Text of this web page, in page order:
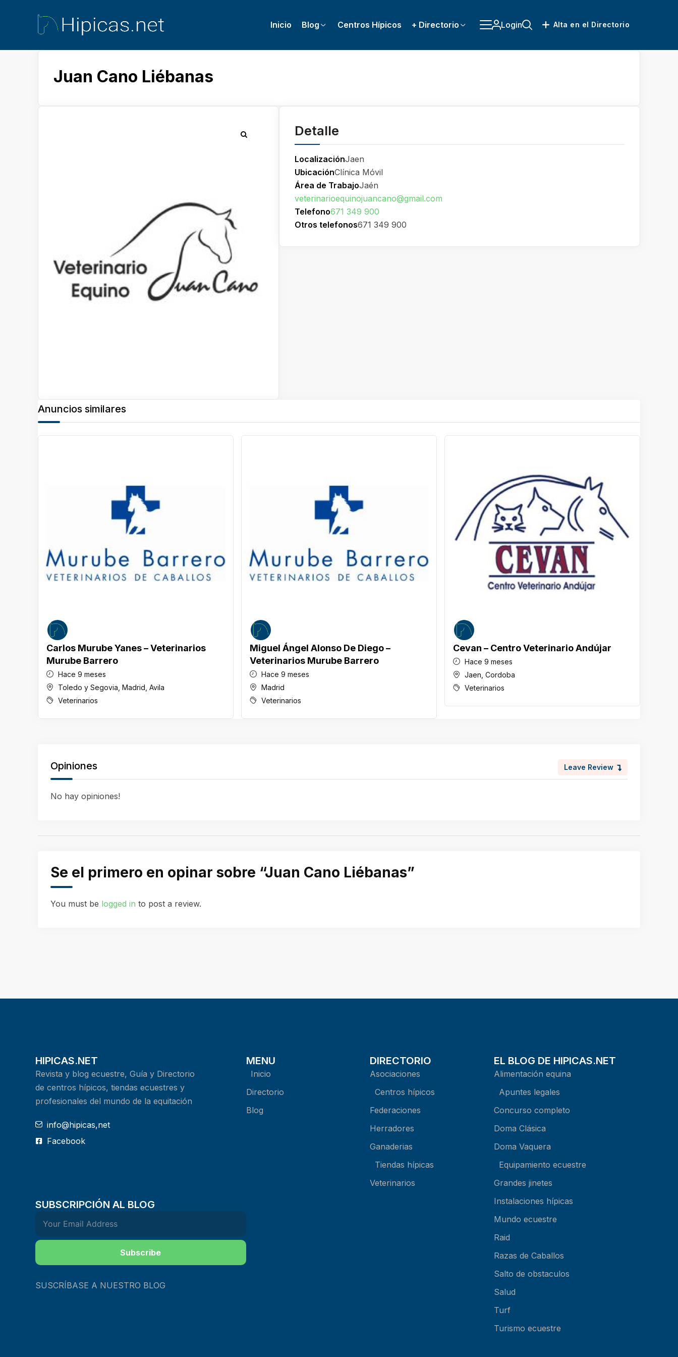
Inicio Blog Centros Hípicos + Directorio Login Alta en el Directorio
Juan Cano Liébanas
Detalle
LocalizaciónJaen
UbicaciónClínica Móvil
Área de TrabajoJaén
veterinarioequinojuancano@gmail.com
Telefono671 349 900
Otros telefonos671 349 900
Anuncios similares
Carlos Murube Yanes – Veterinarios
Murube Barrero
Hace 9 meses
Toledo y Segovia Madrid Avila
Veterinarios
Miguel Ángel Alonso De Diego –
Veterinarios Murube Barrero
Hace 9 meses
Madrid
Veterinarios
Cevan – Centro Veterinario Andújar
Hace 9 meses
Jaen Cordoba
Veterinarios
Opiniones Leave Review
No hay opiniones!
Se el primero en opinar sobre “Juan Cano Liébanas”
You must be logged in to post a review.
HIPICAS.NET
Revista y blog ecuestre, Guía y Directorio
de centros hípicos, tiendas ecuestres y
profesionales del mundo de la equitación
info@hipicas,net
Facebook
SUBSCRIPCIÓN AL BLOG
Subscribe
SUSCRÍBASE A NUESTRO BLOG
MENU
Inicio
Directorio
Blog
DIRECTORIO
Asociaciones
Centros hípicos
Federaciones
Herradores
Ganaderias
Tiendas hípicas
Veterinarios
EL BLOG DE HIPICAS.NET
Alimentación equina
Apuntes legales
Concurso completo
Doma Clásica
Doma Vaquera
Equipamiento ecuestre
Grandes jinetes
Instalaciones hípicas
Mundo ecuestre
Raid
Razas de Caballos
Salto de obstaculos
Salud
Turf
Turismo ecuestre